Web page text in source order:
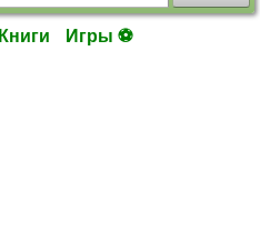
Книги Игры ⚽